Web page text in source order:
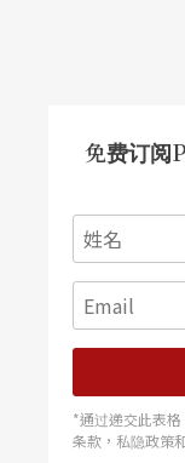
免费订阅
*通过递交此表
条款，私隐政策